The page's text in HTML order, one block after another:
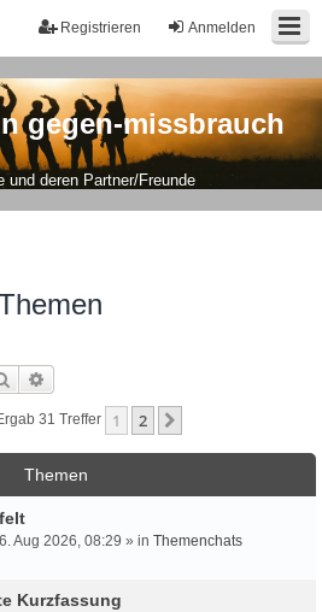
Anmelden
Registrieren
gegen-missbrauch
und deren Partner/Freunde
Suche
31 Treffer 1 2
Themen
Aug 2026, 08:29 » in Themenchats
Kurzfassung